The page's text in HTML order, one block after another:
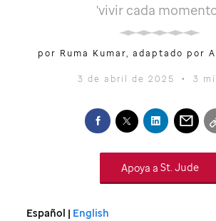
'vivir cada
por Ruma Kumar, adaptado por
3 de abril de 2025 • 3
Apoya a St. Jude
Español | English